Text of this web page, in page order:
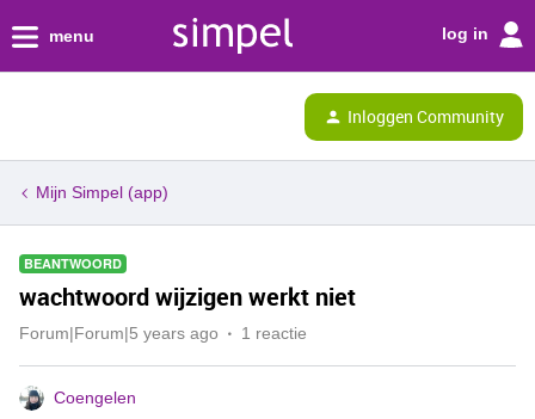
menu log in
Inloggen Community
Mijn Simpel (app)
BEANTWOORD
wachtwoord wijzigen werkt niet
Forum|Forum|5 years ago 1 reactie
Coengelen